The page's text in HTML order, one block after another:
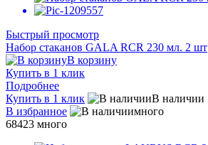
Быстрый просмотр
Набор стаканов GALA RCR 230 мл. 2 шт
В корзину
Купить в 1 клик
Подробнее
Купить в 1 клик
В наличии
В избранное
много
68423 много